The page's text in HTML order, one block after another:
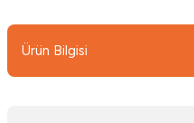
Ürün Bilgisi